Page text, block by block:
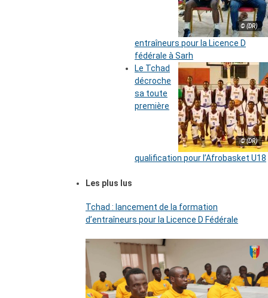
© (DR)
entraîneurs pour la Licence D
fédérale à Sarh
© (DR)
Le Tchad
décroche
sa toute
première
qualification pour l’Afrobasket U18
Les plus lus
Tchad : lancement de la formation
d’entraîneurs pour la Licence D Fédérale